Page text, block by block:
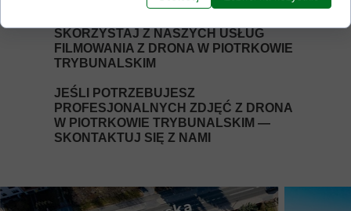
Wystawiamy faktury VAT.
SKORZYSTAJ Z NASZYCH USŁUG
FILMOWANIA Z DRONA W PIOTRKOWIE
TRYBUNALSKIM
JEŚLI POTRZEBUJESZ
PROFESJONALNYCH ZDJĘĆ Z DRONA
W PIOTRKOWIE TRYBUNALSKIM —
SKONTAKTUJ SIĘ Z NAMI